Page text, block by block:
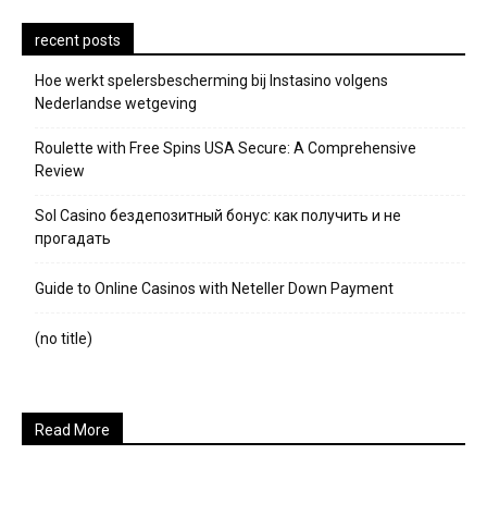
recent posts
Hoe werkt spelersbescherming bij Instasino volgens
Nederlandse wetgeving
Roulette with Free Spins USA Secure: A Comprehensive
Review
Sol Casino бездепозитный бонус: как получить и не
прогадать
Guide to Online Casinos with Neteller Down Payment
(no title)
Read More